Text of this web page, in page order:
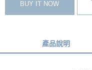
BUY IT NOW
產品說明